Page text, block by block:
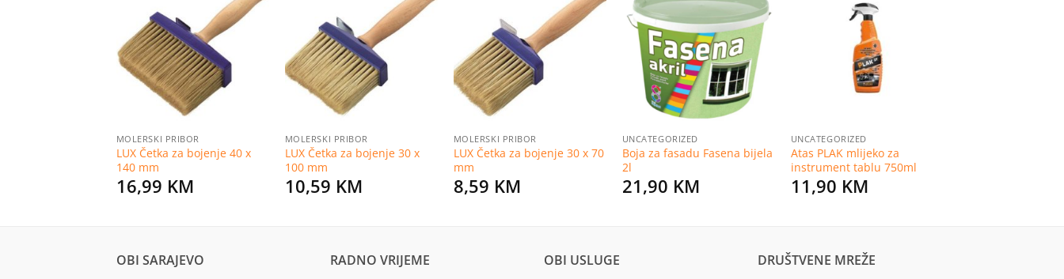
Dodaj
MOLERSKI PRIBOR
LUX Četka za bojenje 40 x
140 mm
16,99 KM
Dodaj
na
MOLERSKI PRIBOR
LUX Četka za bojenje 30 x
100 mm
10,59 KM
Dodaj
na
MOLERSKI PRIBOR
LUX Četka za bojenje 30 x 70
mm
8,59 KM
Dodaj
na
listu
želja
UNCATEGORIZED
Boja za fasadu Fasena bijela
2l
21,90 KM
UNCATEGORIZED
Atas PLAK mlijeko za
instrument tablu 750ml
11,90 KM
OBI SARAJEVO RADNO VRIJEME OBI USLUGE DRUŠTVENE MREŽE